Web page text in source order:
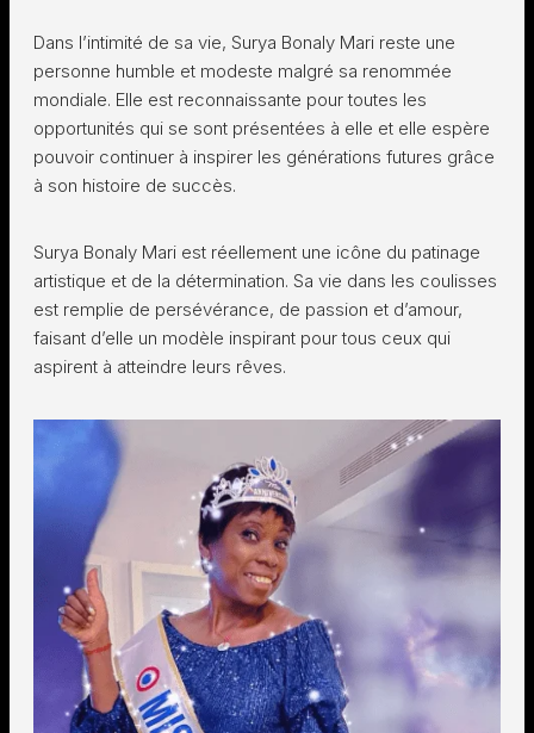
Dans l’intimité de sa vie, Surya Bonaly Mari reste une
personne humble et modeste malgré sa renommée
mondiale. Elle est reconnaissante pour toutes les
opportunités qui se sont présentées à elle et elle espère
pouvoir continuer à inspirer les générations futures grâce
à son histoire de succès.
Surya Bonaly Mari est réellement une icône du patinage
artistique et de la détermination. Sa vie dans les coulisses
est remplie de persévérance, de passion et d’amour,
faisant d’elle un modèle inspirant pour tous ceux qui
aspirent à atteindre leurs rêves.